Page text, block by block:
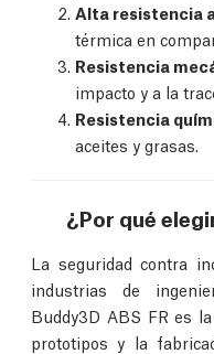
Alta resistencia
térmica en
Resistencia
impacto y a la
Resistencia
aceites y grasas.
¿Por qué
La seguridad contra
industrias de
Buddy3D ABS FR es
prototipos y la